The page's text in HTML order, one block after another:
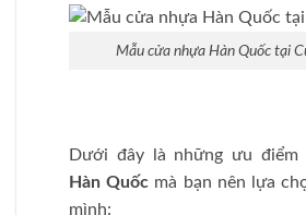
Mẫu cửa nhựa Hàn Quốc tại
Dưới đây là những ưu
Hàn Quốc mà bạn nên lựa
mình: